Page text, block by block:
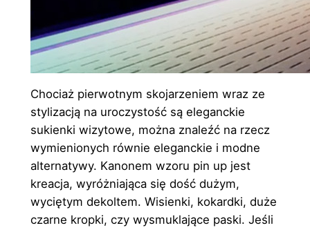
Chociaż pierwotnym skojarzeniem wraz ze
stylizacją na uroczystość są eleganckie
sukienki wizytowe, można znaleźć na rzecz
wymienionych równie eleganckie i modne
alternatywy. Kanonem wzoru pin up jest
kreacja, wyróżniająca się dość dużym,
wyciętym dekoltem. Wisienki, kokardki, duże
czarne kropki, czy wysmuklające paski. Jeśli